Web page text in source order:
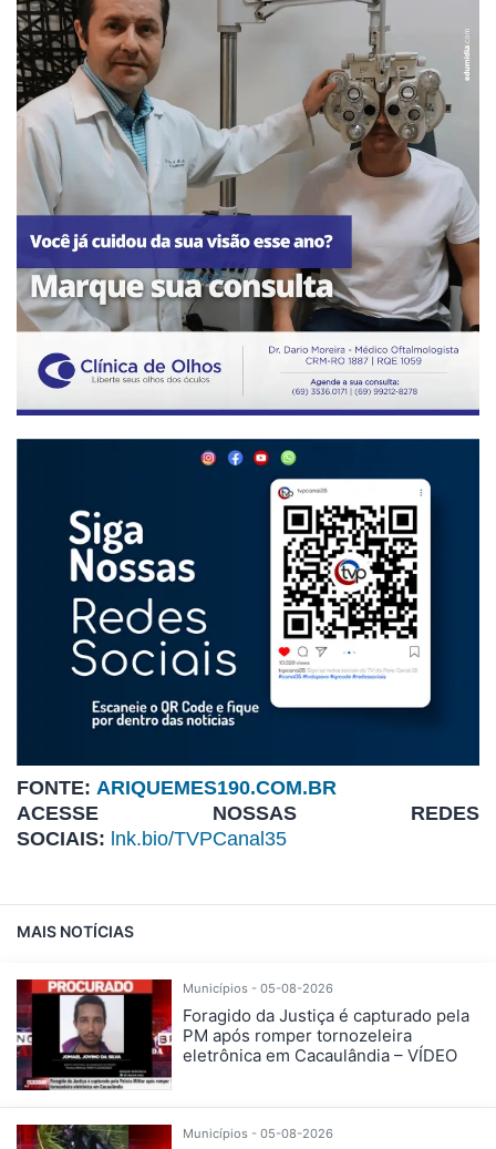
FONTE: ARIQUEMES190.COM.BR
ACESSE NOSSAS REDES
SOCIAIS: lnk.bio/TVPCanal35
MAIS NOTÍCIAS
Municípios - 05-08-2026
Foragido da Justiça é capturado pela
PM após romper tornozeleira
eletrônica em Cacaulândia – VÍDEO
Municípios - 05-08-2026